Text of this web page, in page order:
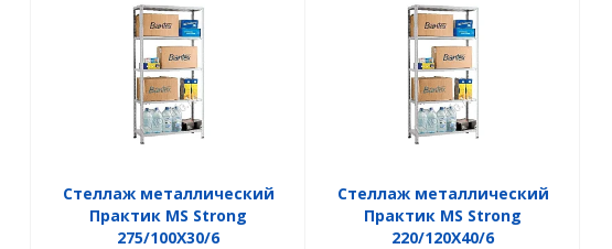
Стеллаж металлический
Практик MS Strong
275/100X30/6
Стеллаж металлический
Практик MS Strong
220/120X40/6